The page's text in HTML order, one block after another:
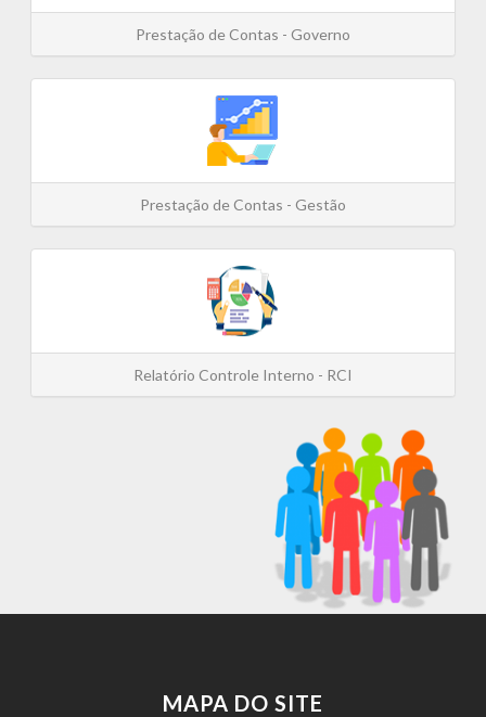
Prestação de Contas - Governo
Prestação de Contas - Gestão
Relatório Controle Interno - RCI
MAPA DO SITE